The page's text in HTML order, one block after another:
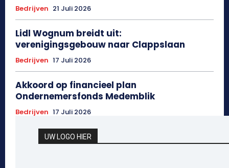
Bedrijven 21 Juli 2026
Lidl Wognum breidt uit:
verenigingsgebouw naar Clappslaan
Bedrijven 17 Juli 2026
Akkoord op financieel plan
Ondernemersfonds Medemblik
Bedrijven 17 Juli 2026
UW LOGO HIER